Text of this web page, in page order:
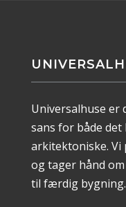
Universalhuse er
sans for både
arkitektoniske.
og tager hånd
til færdig bygning.